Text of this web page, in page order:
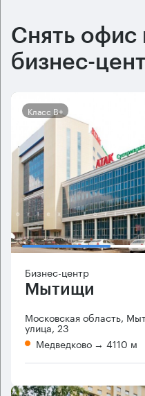
Снять офис
бизнес-
Класс B+
Бизнес-центр
Мытищи
Московская область,
улица, 23
Медведково → 4110 м